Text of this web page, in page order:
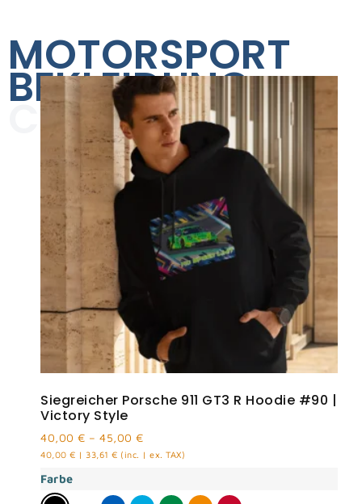
MOTORSPORT
BEKLEIDUNG
COLLECTION
Siegreicher Porsche 911 GT3 R Hoodie #90 |
Victory Style
40,00 € – 45,00 €
40,00 € | 33,61 € (inc. | ex. TAX)
Farbe